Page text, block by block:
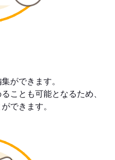
ができます。
ことも可能となるため、
できます。